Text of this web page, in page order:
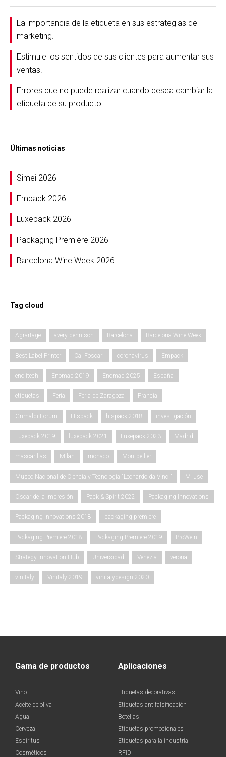
La importancia de la etiqueta en sus estrategias de
marketing.
Estimule los sentidos de sus clientes para aumentar sus
ventas.
Errores que no puede realizar cuando desea cambiar la
etiqueta de su producto.
Últimas noticias
Simei 2026
Empack 2026
Luxepack 2026
Packaging Première 2026
Barcelona Wine Week 2026
Tag cloud
Agrartage avery dennison Barcelona Barcelona Wine Week
Best Label Printer Ca' Foscari coronavirus Empack
enolitech Enomaq 2019 Enomaq 2025 España
etiquetas Feria Feria de Zaragoza Francia
Grimaldi Forum Hispack hispack 2018 investigación
Luxepack 2019 luxepack 2021 Luxepack 2023 Madrid
mascarillas Milan monaco Montpellier
Museo Nacional de Ciencia y Tecnología "Leonardo da Vinci" M_use
Oscar de la Impresión Pack & Spirit 2022 Packaging Innovations
Packaging Innovations 2018 packaging premiere
Packaging Premiere 2018 Packaging Premiere 2019 ProWein
Strategy Innovation Hub Universidad Venezia verona
vinitaly Vinitaly 2019 vinitalydesign 2020
Gama de productos
Vino
Aceite de oliva
Agua
Cerveza
Espiritus
Cosméticos
Aplicaciones
Etiquetas decorativas
Etiquetas antifalsificación
Botellas
Etiquetas promocionales
Etiquetas para la industria
RFID